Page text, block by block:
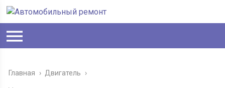
Главная › Двигатель ›